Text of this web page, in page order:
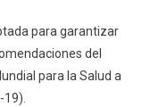
para garantizar
del
para la Salud a